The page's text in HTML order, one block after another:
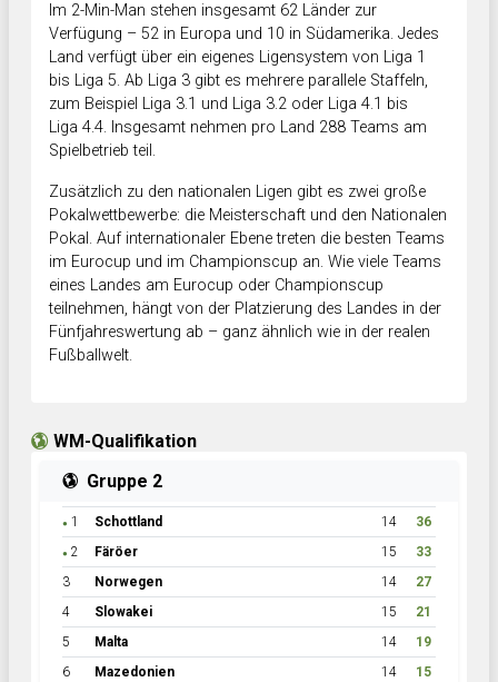
Im 2-Min-Man stehen insgesamt 62 Länder zur
Verfügung – 52 in Europa und 10 in Südamerika. Jedes
Land verfügt über ein eigenes Ligensystem von Liga 1
bis Liga 5. Ab Liga 3 gibt es mehrere parallele Staffeln,
zum Beispiel Liga 3.1 und Liga 3.2 oder Liga 4.1 bis
Liga 4.4. Insgesamt nehmen pro Land 288 Teams am
Spielbetrieb teil.
Zusätzlich zu den nationalen Ligen gibt es zwei große
Pokalwettbewerbe: die Meisterschaft und den Nationalen
Pokal. Auf internationaler Ebene treten die besten Teams
im Eurocup und im Championscup an. Wie viele Teams
eines Landes am Eurocup oder Championscup
teilnehmen, hängt von der Platzierung des Landes in der
Fünfjahreswertung ab – ganz ähnlich wie in der realen
Fußballwelt.
WM-Qualifikation
Gruppe 2
● 1 Schottland 14 36
● 2 Färöer 15
33
3
Norwegen 14
27
4
Slowakei 15
21
5
Malta 14
19
6
Mazedonien 14
15